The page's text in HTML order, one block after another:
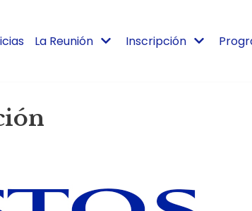
La Reunión Inscripción